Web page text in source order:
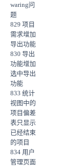
waring问
题
829 项目
需求增加
导出功能
830 导出
功能增加
选中导出
功能
833 统计
视图中的
项目偏差
表只显示
已经结束
的项目
834 用户
管理页面